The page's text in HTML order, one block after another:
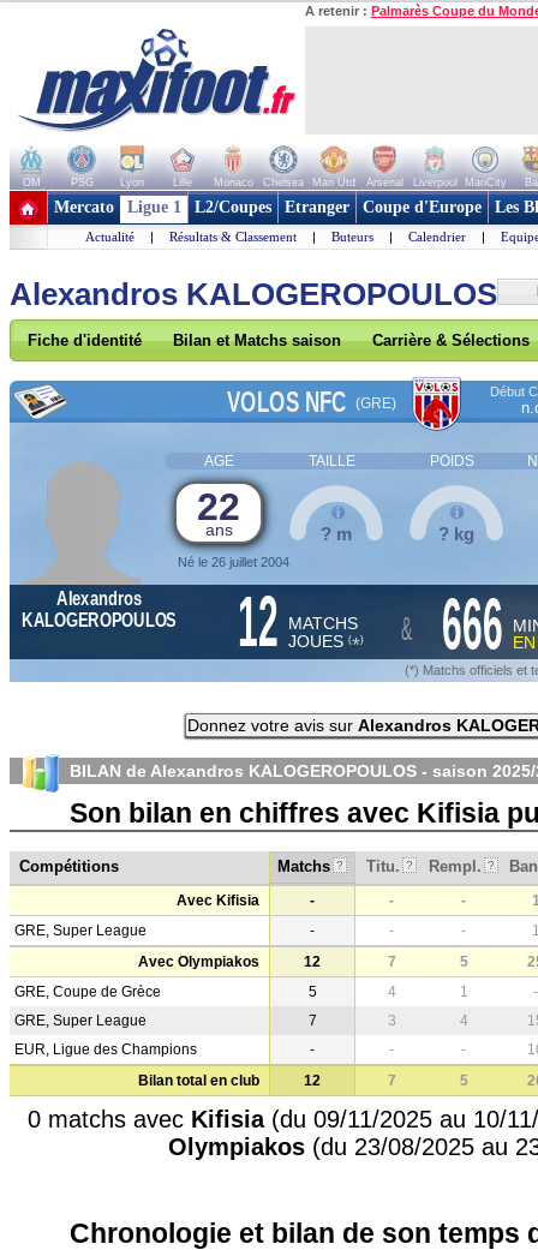
A retenir : Palmarès Coupe du
OM PSG Lyon Lille Monaco Chelsea Man Utd Arsenal Liverpool ManCity
+ de clubs
Mercato Ligue 1 L2/Coupes Etranger Coupe d'Europe Les
Actualité | Résultats & Classement | Buteurs | Calendrier |
Alexandros KALOGEROPOULOS
Fiche d'identité Bilan et Matchs saison Carrière & Sélections
VOLOS NFC (GRE)
Début
AGE TAILLE POIDS
22
ans
Né le 26 juillet 2004
? m ? kg
Alexandros
KALOGEROPOULOS
12 MATCHS
JOUES (*) & 666
(*) Matchs officiels et
Donnez votre avis sur Alexandros
BILAN de Alexandros KALOGEROPOULOS - saison
Son bilan en chiffres avec Kifisia
Compétitions Matchs ? Titu. ? Rempl. ?
Avec Kifisia - - -
GRE, Super League
- - -
Avec Olympiakos
12 7 5
GRE, Coupe de Grèce
5 4 1
-
GRE, Super League
7 3 4
EUR, Ligue des Champions
- - -
Bilan total en club
12 7 5
0 matchs avec Kifisia(du 09/11/2025 au 10/
Olympiakos (du 23/08/2025 au
Chronologie et bilan de son temps